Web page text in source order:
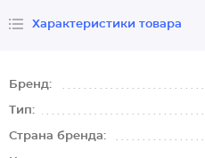
Характеристики товара
Бренд:
Тип:
Страна бренда: